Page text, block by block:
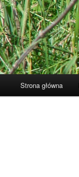
Strona główna